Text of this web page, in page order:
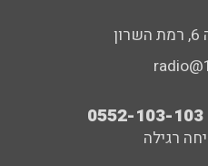
רגילה